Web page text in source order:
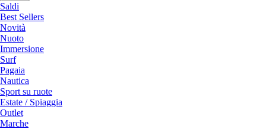
Saldi
Best Sellers
Novità
Nuoto
Immersione
Surf
Pagaia
Nautica
Sport su ruote
Estate / Spiaggia
Outlet
Marche